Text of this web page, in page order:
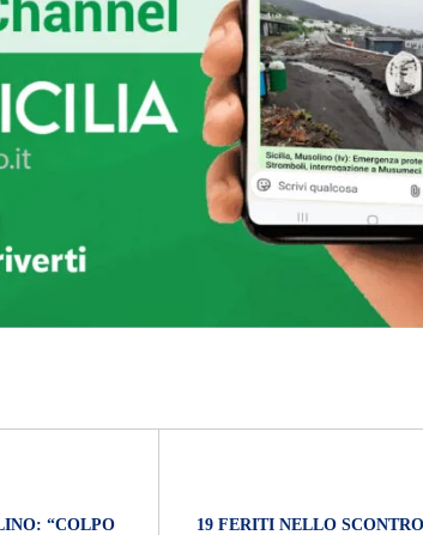
“COLPO
19 FERITI NELLO